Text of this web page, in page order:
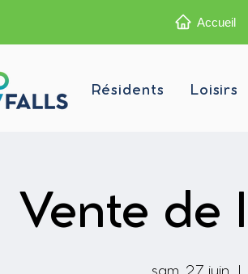
Accueil
Résidents Loisirs
Vente de